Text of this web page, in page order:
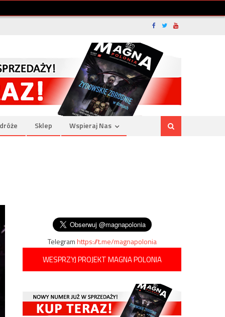
Sklep Wspieraj Nas
Telegramhttps://t.me/magnapolonia
WESPRZYJ PROJEKT MAGNA POLONIA